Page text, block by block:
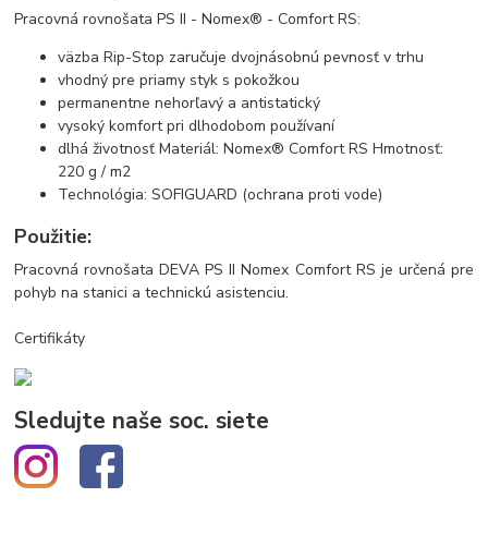
Pracovná rovnošata PS II - Nomex® - Comfort RS:
väzba Rip-Stop zaručuje dvojnásobnú pevnosť v trhu
vhodný pre priamy styk s pokožkou
permanentne nehorľavý a antistatický
vysoký komfort pri dlhodobom používaní
dlhá životnosť Materiál: Nomex® Comfort RS Hmotnosť:
220 g / m2
Technológia: SOFIGUARD (ochrana proti vode)
Použitie:
Pracovná rovnošata DEVA PS II Nomex Comfort RS je určená pre
pohyb na stanici a technickú asistenciu.
Certifikáty
Sledujte naše soc. siete